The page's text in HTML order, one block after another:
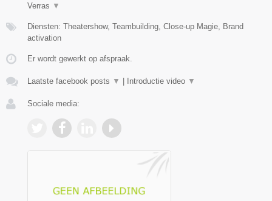
Verras ▼
Diensten: Theatershow, Teambuilding, Close-up Magie, Brand
activation
Er wordt gewerkt op afspraak.
Laatste facebook posts ▼ | Introductie video ▼
Sociale media: